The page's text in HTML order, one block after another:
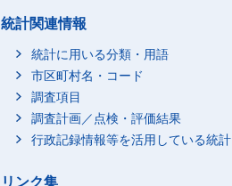
統計関連情報
統計に用いる分類・用語
市区町村名・コード
調査項目
調査計画／点検・評価結果
行政記録情報等を活用している統計
リンク集